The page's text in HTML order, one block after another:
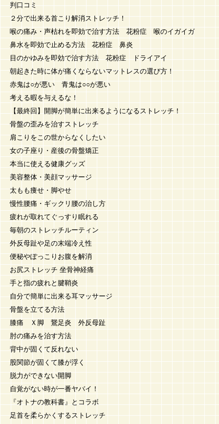
判口コミ
２分で出来る首こり解消ストレッチ！
喉の痛み・声枯れを即効で治す方法 花粉症 喉のイガイガ
鼻水を即効で止める方法 花粉症 鼻炎
目のかゆみを即効で治す方法 花粉症 ドライアイ
朝起きた時に体が痛くならないマットレスの選び方！
赤鬼は○が悪い 青鬼は○○が悪い
考える暇を与えるな！
【最終回】開脚が簡単に出来るようになるストレッチ！
骨盤の歪みを治すストレッチ
肩こりをこの世からなくしたい
女の子座り・産後の骨盤矯正
本当に使える健康グッズ
美容整体・美顔マッサージ
太もも痩せ・脚やせ
慢性腰痛・ギックリ腰の治し方
疲れが取れてぐっすり眠れる
毎朝のストレッチルーティン
外反母趾や足の末端冷え性
便秘やぽっこりお腹を解消
お尻ストレッチ 坐骨神経痛
手と指の疲れと腱鞘炎
自分で簡単に出来る耳マッサージ
骨盤を立てる方法
膝痛 Ｘ脚 鵞足炎 外反母趾
肘の痛みを治す方法
背中が固くて反れない
股関節が固くて膝が浮く
脱力ができない開脚
自覚がない時が一番ヤバイ！
『オトナの教科書』とコラボ
足首を柔らかくするストレッチ